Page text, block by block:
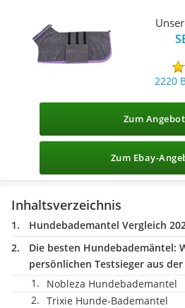
2220
Zum
Zum Ebay-
Inhaltsverzeichnis
Hundebademantel Vergleich
Die besten Hundebademäntel:
persönlichen Testsieger aus
Nobleza Hundebademantel
Trixie Hunde-Bademantel